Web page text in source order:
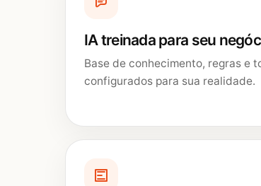
IA treinada para seu
Base de conhecimento, regras e
configurados para sua realidade.